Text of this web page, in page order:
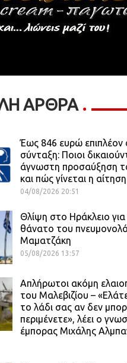
ΑΡΘΡΑ
Έως 846 ευρώ επιπλέον
σύνταξη: Ποιοι
άγνωστη προσαύξηση
και πώς γίνεται η αίτηση
04/08/2026 20:51
Θλίψη στο Ηράκλειο
θάνατο του
Μαματζάκη
05/08/2026 13:57
Απλήρωτοι ακόμη
του Μαλεβιζίου –
το λάδι σας αν δεν
περιμένετε», λέει ο
έμπορας Μιχάλης